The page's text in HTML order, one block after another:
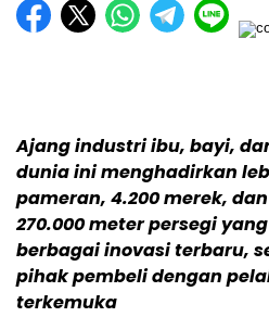
Ajang industri ibu, bayi,
dunia ini menghadirkan
pameran, 4.200 merek,
270.000 meter persegi
berbagai inovasi terbaru,
pihak pembeli dengan
terkemuka